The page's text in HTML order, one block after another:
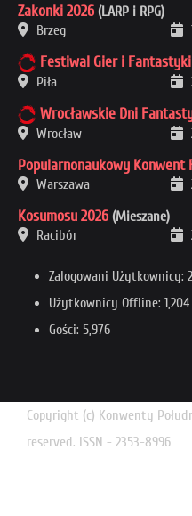
Zakonki 2026 (LARP i RPG)
Brzeg
Festiwal Gier i
Piła
Wrocławskie Dni
Wrocław
Popularnonaukowy
Warszawa
Kosumosu 2026 (Mieszane)
Racibór
Zalogowani Użytkownicy: 2
Użytkownicy Offline: 1,204
Gości: 5,976
Copyright (c) Konwenty
reserved. ISSN - 2353-8996